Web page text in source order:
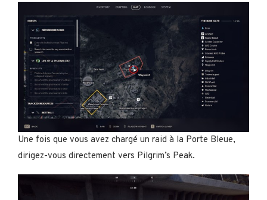
Une fois que vous avez chargé un raid à la Porte Bleue,
dirigez-vous directement vers Pilgrim’s Peak.